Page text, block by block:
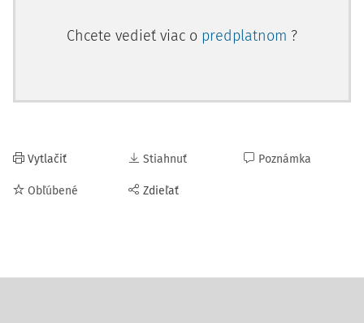
Chcete vedieť viac o predplatnom ?
Vytlačiť
Obľúbené
Stiahnuť
Zdieľať
Poznámka